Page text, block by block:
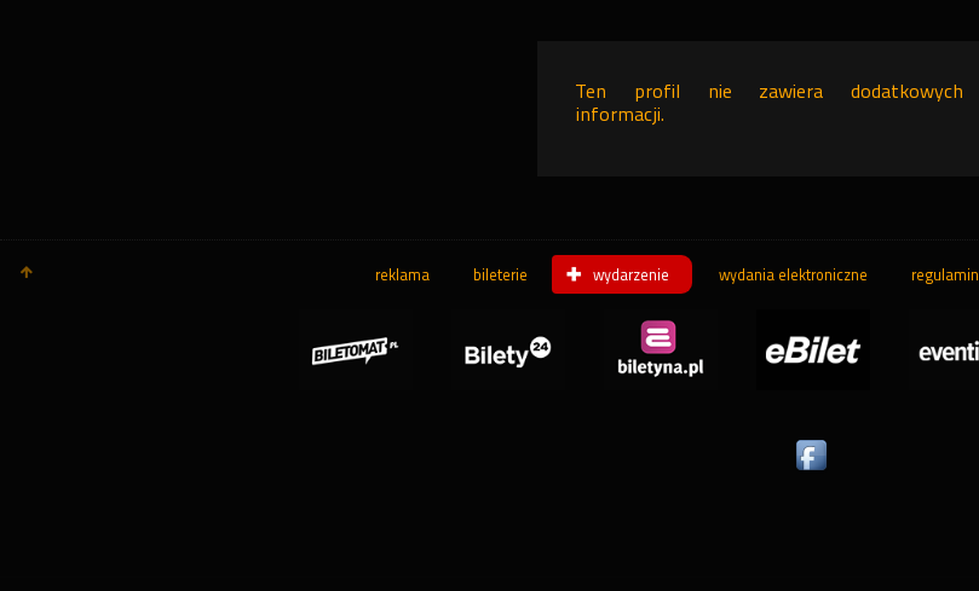
Ten profil nie zawiera dodatkowych
informacji.
reklama bileterie wydarzenie wydania elektroniczne regulamin